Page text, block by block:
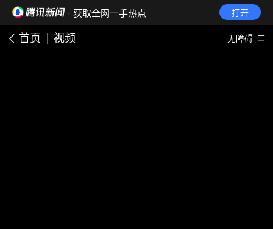
· 获取全网一手热点 打开
首页 视频 无障碍